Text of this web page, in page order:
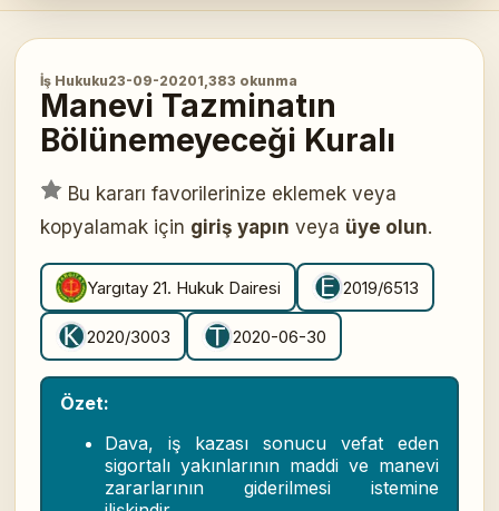
İş Hukuku23-09-20201,383 okunma
Manevi Tazminatın
Bölünemeyeceği Kuralı
Bu kararı favorilerinize eklemek veya
kopyalamak için giriş yapın veya üye olun.
Yargıtay 21. Hukuk Dairesi 2019/6513
2020/3003 2020-06-30
Özet:
Dava, iş kazası sonucu vefat eden
sigortalı yakınlarının maddi ve manevi
zararlarının giderilmesi istemine